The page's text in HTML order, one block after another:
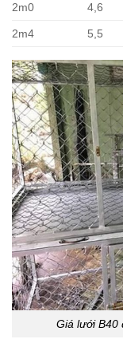
2m0 4,6
2m4 5,5
Giá lưới B40